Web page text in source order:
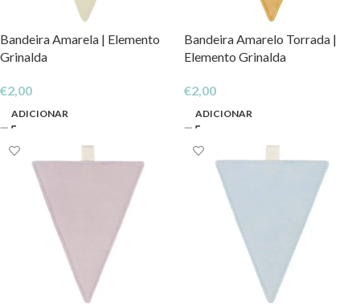
Bandeira Amarela | Elemento
Grinalda
€2,00
ADICIONAR
Bandeira Amarelo Torrada |
Elemento Grinalda
€2,00
ADICIONAR